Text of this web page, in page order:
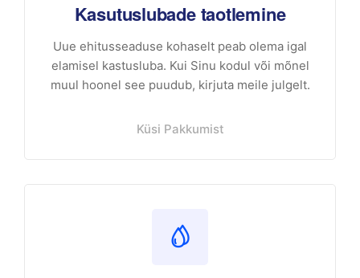
Kasutuslubade taotlemine
Uue ehitusseaduse kohaselt peab olema igal
elamisel kastusluba. Kui Sinu kodul või mõnel
muul hoonel see puudub, kirjuta meile julgelt.
Küsi Pakkumist